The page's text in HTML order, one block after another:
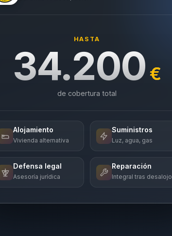
HASTA
34.200 €
de cobertura total
Alojamiento
Vivienda alternativa
Suministros
Luz, agua, gas
Defensa legal
Asesoría jurídica
Reparación
Integral tras desalojo